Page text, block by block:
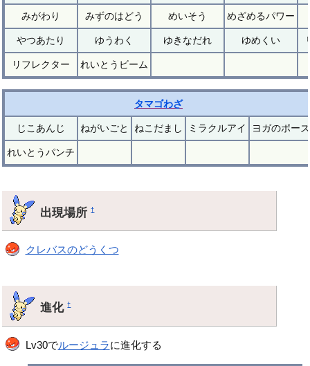
みがわり みずのはどう めいそう めざめるパワー
やつあたり ゆうわく ゆきなだれ ゆめくい
リフレクター れいとうビーム
タマゴわざ
じこあんじ ねがいごと ねこだまし ミラクルアイ ヨガのポーズ
れいとうパンチ
出現場所†
クレバスのどうくつ
進化†
Lv30でルージュラに進化する